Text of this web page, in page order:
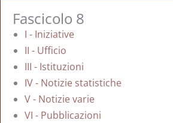
Fascicolo 8
I - Iniziative
II - Ufficio
III - Istituzioni
IV - Notizie statistiche
V - Notizie varie
VI - Pubblicazioni